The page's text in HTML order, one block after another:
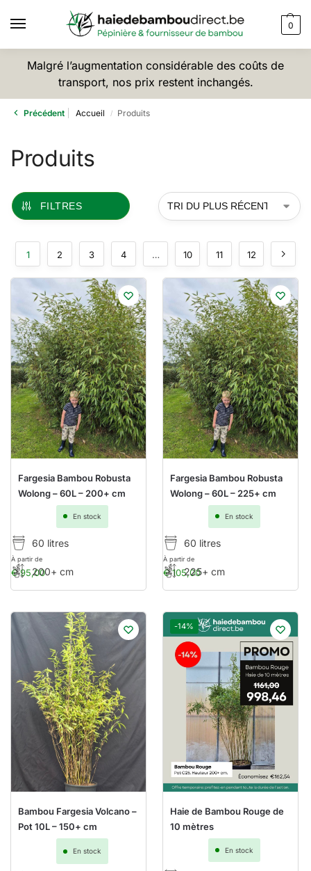
0
Malgré l’augmentation considérable des coûts de
transport, nos prix restent inchangés.
Précédent Accueil / Produits
Produits
FILTRES
1 2 3 4 … 10 11 12
Fargesia Bambou Robusta
Wolong – 60L – 200+ cm
En stock
€95,00
À partir de
60 litres
200+ cm
Fargesia Bambou Robusta
Wolong – 60L – 225+ cm
En stock
€105,00
À partir de
60 litres
225+ cm
Bambou Fargesia Volcano –
Pot 10L – 150+ cm
En stock
-14%
Haie de Bambou Rouge de
10 mètres
En stock